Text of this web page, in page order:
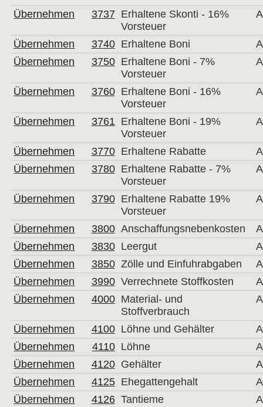
Übernehmen
3737 Erhaltene Skonti - 16%
Vorsteuer
Übernehmen 3740 Erhaltene Boni
Übernehmen
3750 Erhaltene Boni - 7%
Vorsteuer
Übernehmen 3760 Erhaltene Boni - 16%
Vorsteuer
Übernehmen 3761 Erhaltene Boni - 19%
Vorsteuer
Übernehmen 3770 Erhaltene Rabatte
Übernehmen
3780 Erhaltene Rabatte - 7%
Vorsteuer
Übernehmen 3790 Erhaltene Rabatte 19%
Vorsteuer
Übernehmen 3800 Anschaffungsnebenkosten
Übernehmen
3830 Leergut
Übernehmen
3850 Zölle und Einfuhrabgaben
Übernehmen
3990 Verrechnete Stoffkosten
Übernehmen
4000 Material- und
Stoffverbrauch
Übernehmen 4100 Löhne und Gehälter
Übernehmen
4110 Löhne
Übernehmen
4120 Gehälter
Übernehmen
4125 Ehegattengehalt
Übernehmen
4126 Tantieme